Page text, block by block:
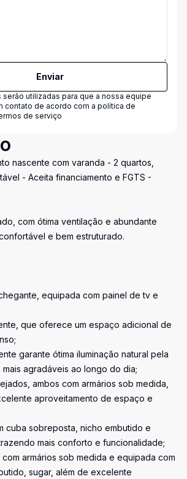
Enviar
utilizadas para que a nossa equipe
contato de acordo com a política de
de serviço
nascente com varanda - 2 quartos,
- Aceita financiamento e FGTS -
com ótima ventilação e abundante
e bem estruturado.
equipada com painel de tv e
que oferece um espaço adicional de
garante ótima iluminação natural pela
mais agradáveis ao longo do dia;
ambos com armários sob medida,
aproveitamento de espaço e
cuba sobreposta, nicho embutido e
mais conforto e funcionalidade;
armários sob medida e equipada com
sugar, além de excelente